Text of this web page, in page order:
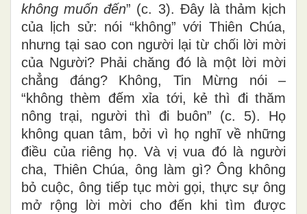
không muốn đến” (c. 3). Đây là thảm kịch
của lịch sử: nói “không” với Thiên Chúa,
nhưng tại sao con người lại từ chối lời mời
của Người? Phải chăng đó là một lời mời
chẳng đáng? Không, Tin Mừng nói –
“không thèm đếm xỉa tới, kẻ thì đi thăm
nông trại, người thì đi buôn” (c. 5). Họ
không quan tâm, bởi vì họ nghĩ về những
điều của riêng họ. Và vị vua đó là người
cha, Thiên Chúa, ông làm gì? Ông không
bỏ cuộc, ông tiếp tục mời gọi, thực sự ông
mở rộng lời mời cho đến khi tìm được